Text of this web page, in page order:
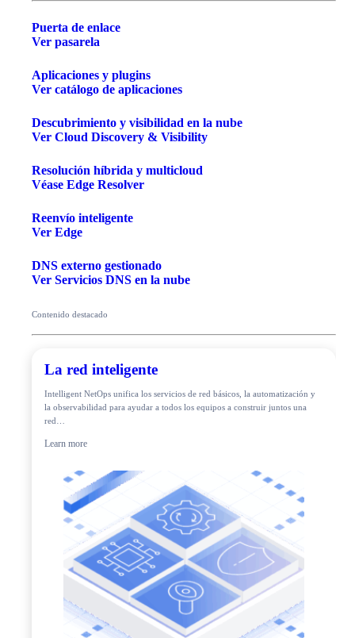
Puerta de enlace
Ver pasarela
Aplicaciones y plugins
Ver catálogo de aplicaciones
Descubrimiento y visibilidad en la nube
Ver Cloud Discovery & Visibility
Resolución híbrida y multicloud
Véase Edge Resolver
Reenvío inteligente
Ver Edge
DNS externo gestionado
Ver Servicios DNS en la nube
Contenido destacado
La red inteligente
Intelligent NetOps unifica los servicios de red básicos, la automatización y
la observabilidad para ayudar a todos los equipos a construir juntos una
red…
Learn more